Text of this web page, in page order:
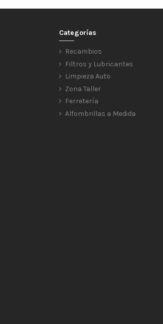
Categorías
Recambios
Filtros y Lubricantes
Limpieza Auto
Zona Taller
Ferretería
Alfombrillas a Medida